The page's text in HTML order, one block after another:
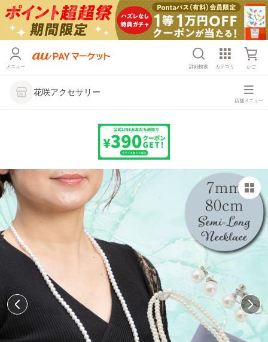
メニュー 詳細検索 カテゴリ かご
花咲アクセサリー
店舗メニュー